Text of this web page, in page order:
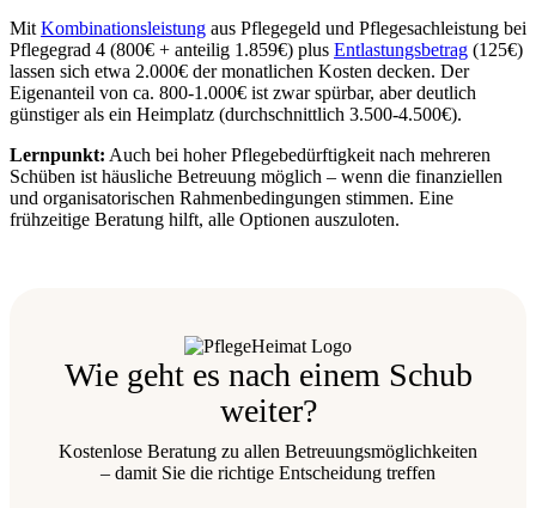
Mit Kombinationsleistung aus Pflegegeld und Pflegesachleistung bei
Pflegegrad 4 (800€ + anteilig 1.859€) plus Entlastungsbetrag (125€)
lassen sich etwa 2.000€ der monatlichen Kosten decken. Der
Eigenanteil von ca. 800-1.000€ ist zwar spürbar, aber deutlich
günstiger als ein Heimplatz (durchschnittlich 3.500-4.500€).
Lernpunkt: Auch bei hoher Pflegebedürftigkeit nach mehreren
Schüben ist häusliche Betreuung möglich – wenn die finanziellen
und organisatorischen Rahmenbedingungen stimmen. Eine
frühzeitige Beratung hilft, alle Optionen auszuloten.
Wie geht es nach einem Schub
weiter?
Kostenlose Beratung zu allen Betreuungsmöglichkeiten
– damit Sie die richtige Entscheidung treffen